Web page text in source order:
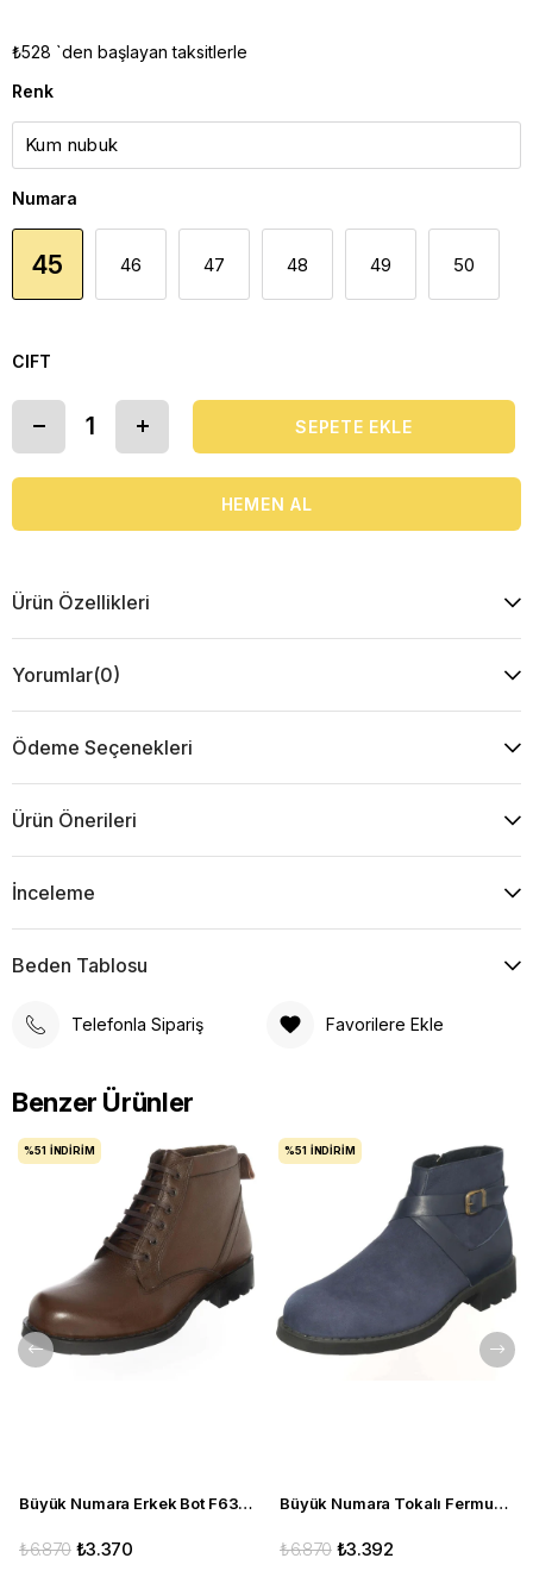
₺528 `den başlayan taksitlerle
Renk
Numara
45 46 47 48 49 50
CIFT
Ürün Özellikleri
Yorumlar(0)
Ödeme Seçenekleri
Ürün Önerileri
İnceleme
Beden Tablosu
Telefonla Sipariş Favorilere Ekle
Benzer Ürünler
Büyük Numara Erkek Bot F632 Kahve
₺3.370
₺6.870
%51 İNDIRIM
Büyük Numara Tokalı Fermuarlı Bot CS623 Lacivert
₺3.392
₺6.870
%51 İNDIRIM